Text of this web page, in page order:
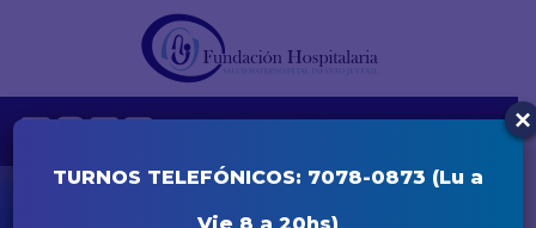
TURNOS TELEFÓNICOS: 7078-0873 (Lu a
×